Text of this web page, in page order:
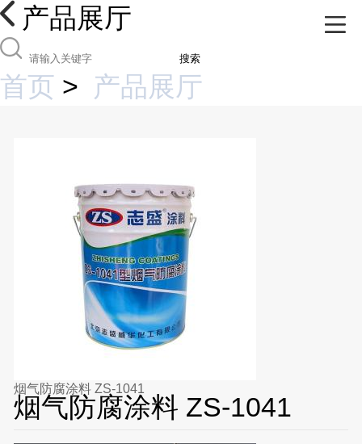
产品展厅
搜索
首页 > 产品展厅
烟气防腐涂料 ZS-1041
烟气防腐涂料 ZS-1041